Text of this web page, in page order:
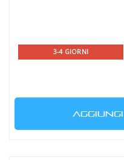
3-4 GIORNI